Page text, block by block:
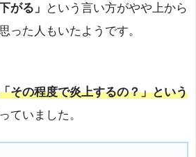
がる」
という言い方がやや上から
った人もいたようです。
その程度で炎上するの？」という
ていました。